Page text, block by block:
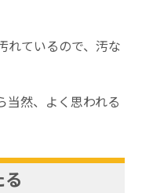
れているので、汚な
当然、よく思われる